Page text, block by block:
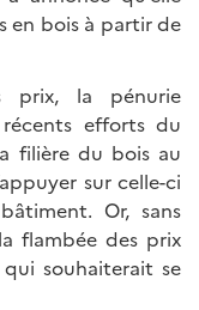
en bois à partir de
prix, la pénurie
efforts du
filière du bois au
sur celle-ci
Or, sans
flambée des prix
souhaiterait se